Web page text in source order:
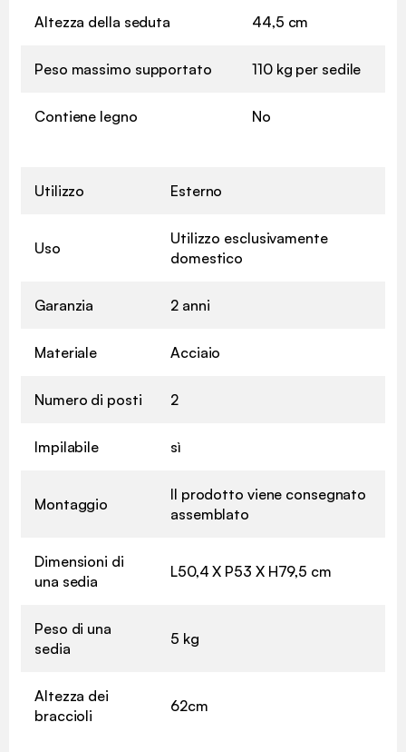
Altezza della seduta 44,5 cm
Peso massimo supportato 110 kg per sedile
Contiene legno No
Utilizzo Esterno
Uso
Utilizzo esclusivamente
domestico
Garanzia 2 anni
Materiale Acciaio
Numero di posti 2
Impilabile sì
Montaggio
Il prodotto viene consegnato
assemblato
Dimensioni di
una sedia
L50,4 X P53 X H79,5 cm
Peso di una
sedia
5 kg
Altezza dei
braccioli
62cm